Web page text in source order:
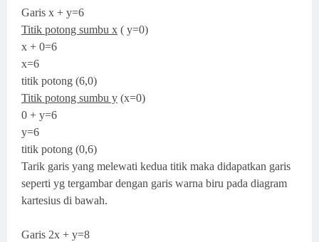
Garis x + y=6
Titik potong sumbu x ( y=0)
x + 0=6
x=6
titik potong (6,0)
Titik potong sumbu y (x=0)
0 + y=6
y=6
titik potong (0,6)
Tarik garis yang melewati kedua titik maka didapatkan garis
seperti yg tergambar dengan garis warna biru pada diagram
kartesius di bawah.
Garis 2x + y=8